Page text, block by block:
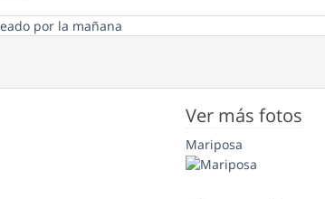
Ver más fotos
Mariposa